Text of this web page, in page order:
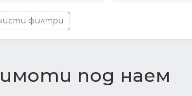
филтри
под наем